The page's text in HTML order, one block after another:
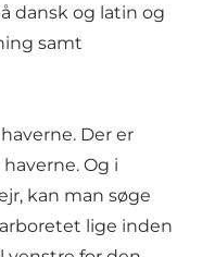
dansk og latin og
samt
Der er
Og i
kan man søge
lige inden